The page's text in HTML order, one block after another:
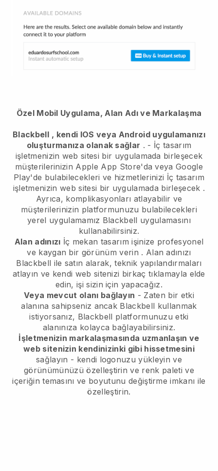
Özel Mobil Uygulama, Alan Adı ve Markalaşma
Blackbell , kendi IOS veya Android uygulamanızı
oluşturmanıza olanak sağlar . - İç tasarım
işletmenizin web sitesi bir uygulamada birleşecek
müşterilerinizin Apple App Store'da veya Google
Play'de bulabilecekleri ve hizmetlerinizi İç tasarım
işletmenizin web sitesi bir uygulamada birleşecek .
Ayrıca, komplikasyonları atlayabilir ve
müşterilerinizin platformunuzu bulabilecekleri
yerel uygulamamız Blackbell uygulamasını
kullanabilirsiniz.
Alan adınızı İç mekan tasarım işinize profesyonel
ve kaygan bir görünüm verin . Alan adınızı
Blackbell ile satın alarak, teknik yapılandırmaları
atlayın ve kendi web sitenizi birkaç tıklamayla elde
edin, işi sizin için yapacağız.
Veya mevcut olanı bağlayın - Zaten bir etki
alanına sahipseniz ancak Blackbell kullanmak
istiyorsanız, Blackbell platformunuzu etki
alanınıza kolayca bağlayabilirsiniz.
İşletmenizin markalaşmasında uzmanlaşın ve
web sitenizin kendinizinki gibi hissetmesini
sağlayın - kendi logonuzu yükleyin ve
görünümünüzü özelleştirin ve renk paleti ve
içeriğin temasını ve boyutunu değiştirme imkanı ile
özelleştirin.